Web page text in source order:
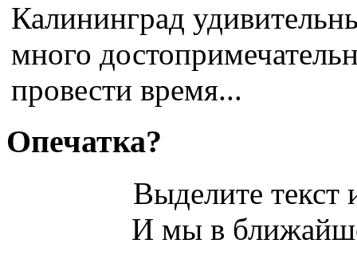
Калининград
много
провести время...
Опечатка?
Выделите
И мы в